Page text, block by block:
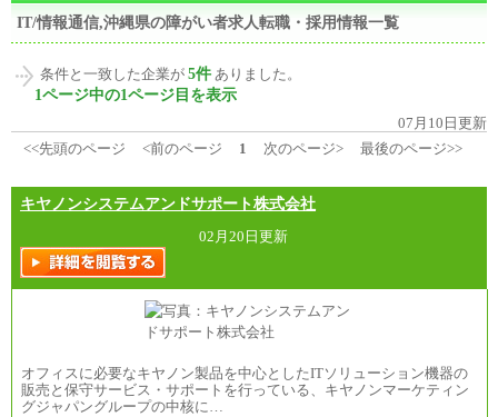
IT/情報通信,沖縄県の障がい者求人転職・採用情報一覧
条件と一致した企業が 5件 ありました。
1ページ中の1ページ目を表示
07月10日更新
<<先頭のページ
<前のページ 1 次のページ> 最後のページ>>
キヤノンシステムアンドサポート株式会社
02月20日更新
オフィスに必要なキヤノン製品を中心としたITソリューション機器の
販売と保守サービス・サポートを行っている、キヤノンマーケティン
グジャパングループの中核に…